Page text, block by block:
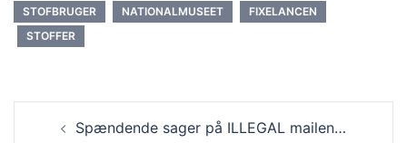
STOFBRUGER NATIONALMUSEET
FIXELANCEN
STOFFER
Spændende sager på ILLEGAL mailen…